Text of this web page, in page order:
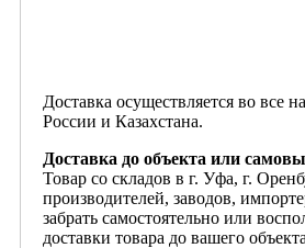
Доставка осуществляется во все
России и Казахстана.
Доставка до объекта или
Товар со складов в г. Уфа, г.
производителей, заводов,
забрать самостоятельно или
доставки товара до вашего